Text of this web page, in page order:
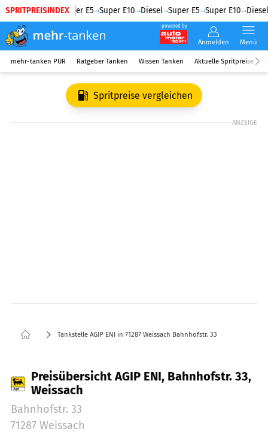
SPRITPREISINDEX
Diesel Super E5 Super E10 Diesel Super E5 Super E10 Diesel
powered by
Anmelden Menü
mehr-tanken PUR Ratgeber Tanken Wissen Tanken Aktuelle Spritpreise
Spritpreise vergleichen
ANZEIGE
Tankstelle AGIP ENI in 71287 Weissach Bahnhofstr. 33
Preisübersicht AGIP ENI, Bahnhofstr. 33,
Weissach
Bahnhofstr. 33
71287 Weissach